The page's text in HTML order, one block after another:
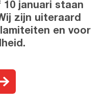
10 januari staan
zijn uiteraard
en voor